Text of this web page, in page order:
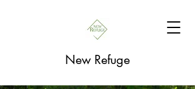
New Refuge